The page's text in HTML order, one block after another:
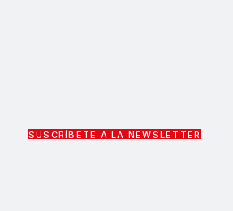
SUSCRÍBETE A LA NEWSLETTER